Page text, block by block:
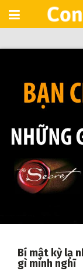
Bí mật kỳ lạ
gì mình nghĩ